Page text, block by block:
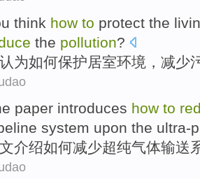
think how to protect the
the pollution?
认为如何保护居室环境 ， 减少
paper introduces how to
system upon the ultra-
介绍如何减少超纯气体输送